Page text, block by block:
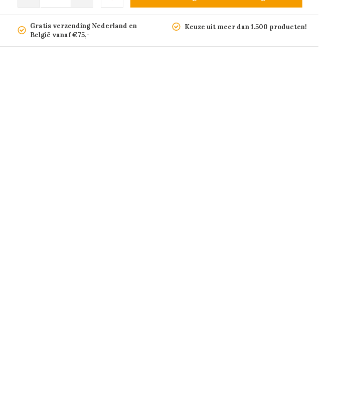
Gratis verzending Nederland en
België vanaf €75,-
Keuze uit meer dan 1.500 producten!